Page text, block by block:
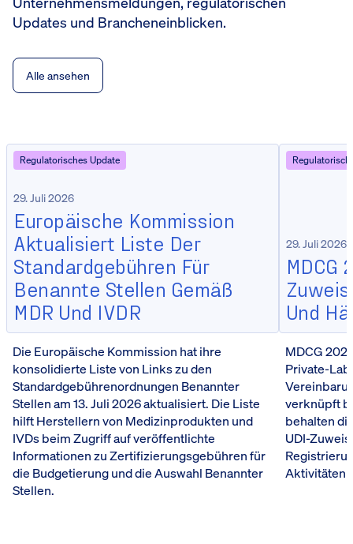
Updates und Brancheneinblicken.
Alle ansehen
Regulatorisches Update
29. Juli 2026
Europäische Kommission
Aktualisiert Liste Der
Standardgebühren Für
Benannte Stellen Gemäß
MDR Und IVDR
Die Europäische Kommission hat ihre
konsolidierte Liste von Links zu den
Standardgebührenordnungen Benannter
Stellen am 13. Juli 2026 aktualisiert. Die Liste
hilft Herstellern von Medizinprodukten und
IVDs beim Zugriff auf veröffentlichte
Informationen zu Zertifizierungsgebühren für
die Budgetierung und die Auswahl Benannter
Stellen.
29. Juli 2026
MDCG
Und
MDCG
Private-
verknüpft
behalten
UDI-
Aktivitäten